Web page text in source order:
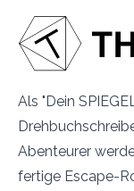
Als "Dein
Abenteurer
fertige Escape-